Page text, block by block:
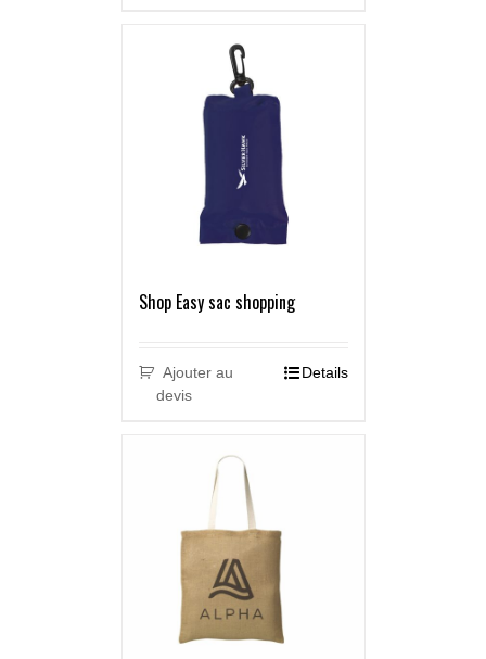
Shop Easy sac shopping
Ajouter au
devis
Details